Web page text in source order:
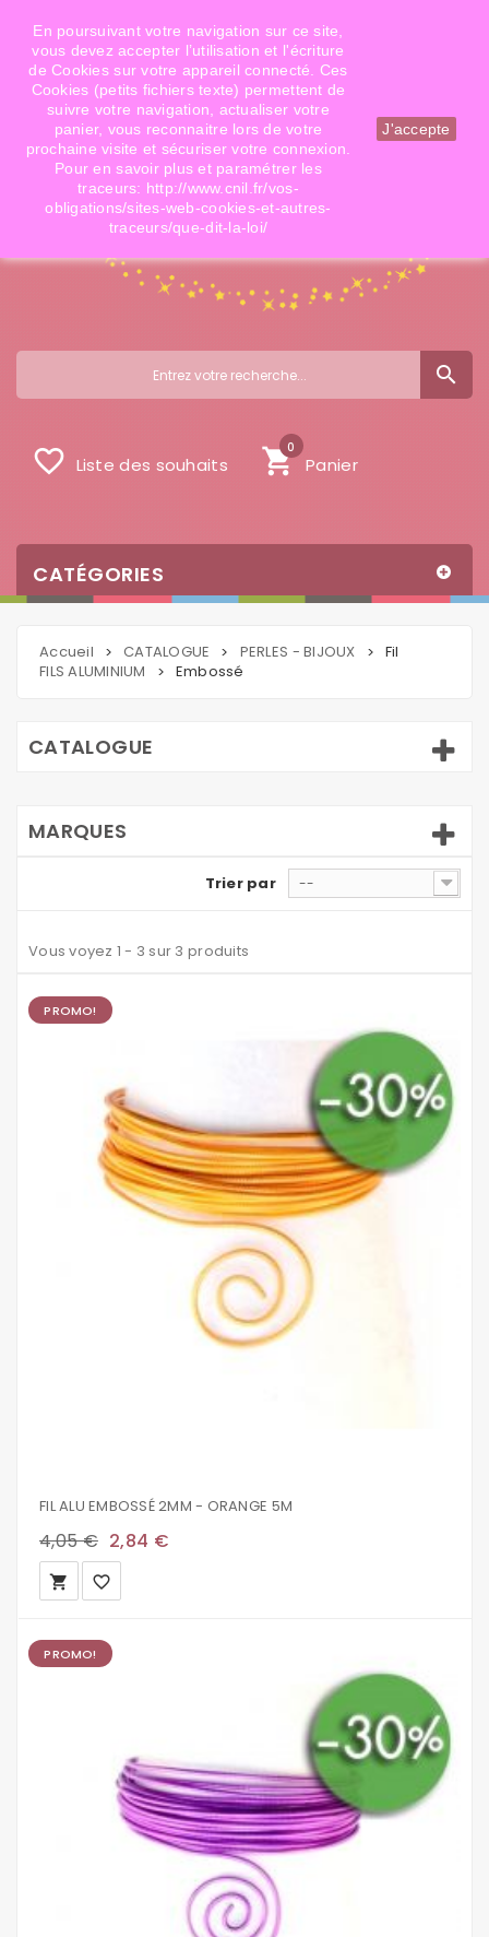
Téléphone: 06 09 14 02 79 Email: info@doigtsdefees.com
Mon compte
search
shopping_cart Panier
0
favorite_border Liste des souhaits
CATÉGORIES
Accueil > CATALOGUE > PERLES - BIJOUX
>
FILS ALUMINIUM
>
Fil
Embossé
CATALOGUE
MARQUES
Trier par --
Vous voyez 1 - 3 sur 3 produits
PROMO!
FIL ALU EMBOSSÉ 2MM - ORANGE 5M
4,05 € 2,84 €
local_grocery_store favorite_border
PROMO!
En poursuivant votre navigation sur ce site,
vous devez accepter l’utilisation et l'écriture
de Cookies sur votre appareil connecté. Ces
Cookies (petits fichiers texte) permettent de
suivre votre navigation, actualiser votre
panier, vous reconnaitre lors de votre
prochaine visite et sécuriser votre connexion.
Pour en savoir plus et paramétrer les
traceurs: http://www.cnil.fr/vos-
obligations/sites-web-cookies-et-autres-
traceurs/que-dit-la-loi/
J'accepte